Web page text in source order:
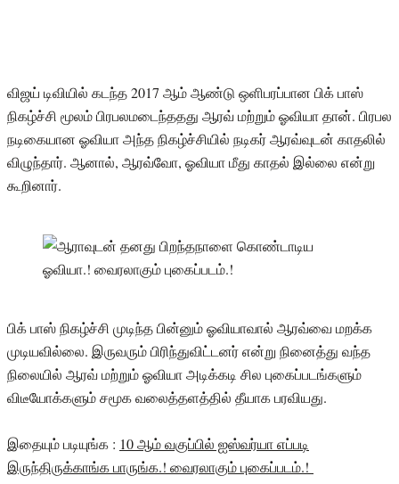
விஜய் டிவியில் கடந்த 2017 ஆம் ஆண்டு ஒளிபரப்பான பிக் பாஸ்
நிகழ்ச்சி மூலம் பிரபலமடைந்ததது ஆரவ் மற்றும் ஓவியா தான். பிரபல
நடிகையான ஓவியா அந்த நிகழ்ச்சியில் நடிகர் ஆரவ்வுடன் காதலில்
விழுந்தார். ஆனால், ஆரவ்வோ, ஓவியா மீது காதல் இல்லை என்று
கூறினார்.
பிக் பாஸ் நிகழ்ச்சி முடிந்த பின்னும் ஓவியாவால் ஆரவ்வை மறக்க
முடியவில்லை. இருவரும் பிரிந்துவிட்டனர் என்று நினைத்து வந்த
நிலையில் ஆரவ் மற்றும் ஓவியா அடிக்கடி சில புகைப்படங்களும்
விடீயோக்களும் சமூக வலைத்தளத்தில் தீயாக பரவியது.
இதையும் படியுங்க : 10 ஆம் வகுப்பில் ஐஸ்வர்யா எப்படி
இருந்திருக்காங்க பாருங்க.! வைரலாகும் புகைப்படம்.!